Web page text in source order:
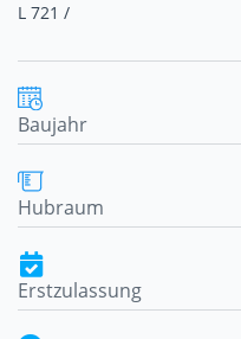
L 721 /
Baujahr
Hubraum
Erstzulassung